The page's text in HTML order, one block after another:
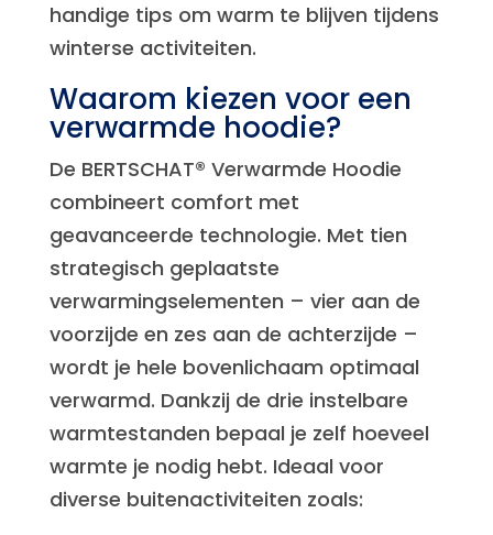
handige tips om warm te blijven tijdens
winterse activiteiten.
Waarom kiezen voor een
verwarmde hoodie?
De BERTSCHAT® Verwarmde Hoodie
combineert comfort met
geavanceerde technologie. Met tien
strategisch geplaatste
verwarmingselementen – vier aan de
voorzijde en zes aan de achterzijde –
wordt je hele bovenlichaam optimaal
verwarmd. Dankzij de drie instelbare
warmtestanden bepaal je zelf hoeveel
warmte je nodig hebt. Ideaal voor
diverse buitenactiviteiten zoals: